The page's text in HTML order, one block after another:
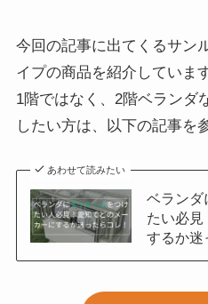
今回の記事に出てくるサン
イプの商品を紹介しています
1階ではなく、2階ベランダ
したい方は、以下の記事を
あわせて読みたい
ベランダ
たい必見
するか迷